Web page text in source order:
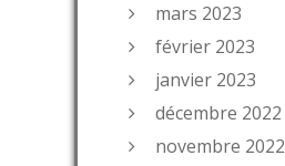
mars 2023
février 2023
janvier 2023
décembre 2022
novembre 2022